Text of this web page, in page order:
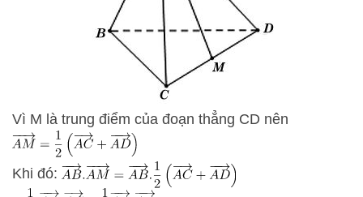
Vì M là trung điểm của đoạn thẳng CD nên
Khi đó: